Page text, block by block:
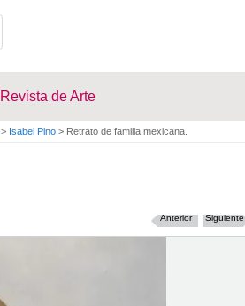
Revista de Arte
> Isabel Pino > Retrato de familia mexicana.
Siguiente
Anterior